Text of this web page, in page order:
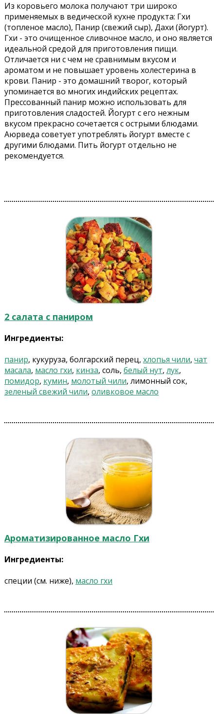
Из коровьего молока получают три широко
применяемых в ведической кухне продукта: Гхи
(топленое масло), Панир (свежий сыр), Дахи (йогурт).
Гхи - это очищенное сливочное масло, и оно является
идеальной средой для приготовления пищи.
Отличается ни с чем не сравнимым вкусом и
ароматом и не повышает уровень холестерина в
крови. Панир - это домашний творог, который
упоминается во многих индийских рецептах.
Прессованный панир можно использовать для
приготовления сладостей. Йогурт с его нежным
вкусом прекрасно сочетается с острыми блюдами.
Аюрведа советует употреблять йогурт вместе с
другими блюдами. Пить йогурт отдельно не
рекомендуется.
2 салата с паниром
Ингредиенты:
панир, кукуруза, болгарский перец, хлопья чили, чат
масала, масло гхи, кинза, соль, белый нут, лук,
помидор, кумин, молотый чили, лимонный сок,
зеленый свежий чили, оливковое масло
Ароматизированное масло Гхи
Ингредиенты:
специи (см. ниже), масло гхи